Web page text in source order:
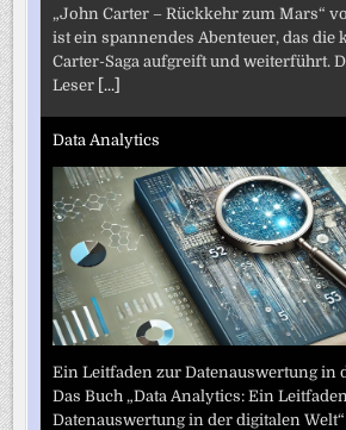
„John Carter – Rückkehr zum Mars“
ist ein spannendes Abenteuer, das die
Carter-Saga aufgreift und weiterführt.
Leser [...]
Data Analytics
Ein Leitfaden zur Datenauswertung in
Das Buch „Data Analytics: Ein
Datenauswertung in der digitalen